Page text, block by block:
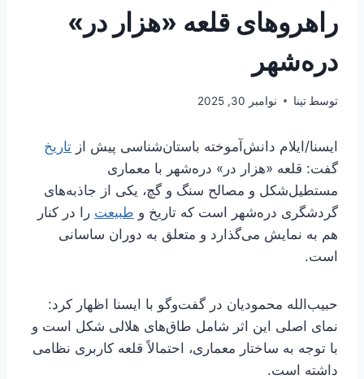
راهروهای قلعه «هزار در»
دره‌شهر
توسط تینا نوامبر 30, 2025
ایسنا/ایلام دانش‌آموخته باستان‌شناسی پیش از تاریخ
گفت: قلعه «هزار در» دره‌شهر با معماری
مستطیل‌شکل و مصالح سنگ و گچ، یکی از جاذبه‌های
گردشگری دره‌شهر است که تاریخ و طبیعت را در کنار
هم به نمایش می‌گذارد و متعلق به دوران ساسانی
است.
حبیب‌الله محمودیان در گفت‌وگو با ایسنا اظهار کرد:
نمای اصلی این اثر شامل طاق‌های هلالی شکل است و
با توجه به ساختار معماری، احتمالاً قلعه کاربری نظامی
داشته است.